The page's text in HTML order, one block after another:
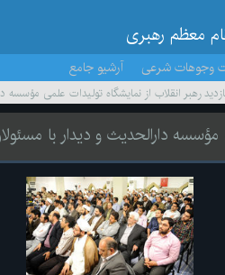
معظم رهبری
وجوهات شرعی آرشیو جامع
رهبر انقلاب از نمایشگاه تولیدات علمی
مؤسسه دارالحدیث و دیدار با